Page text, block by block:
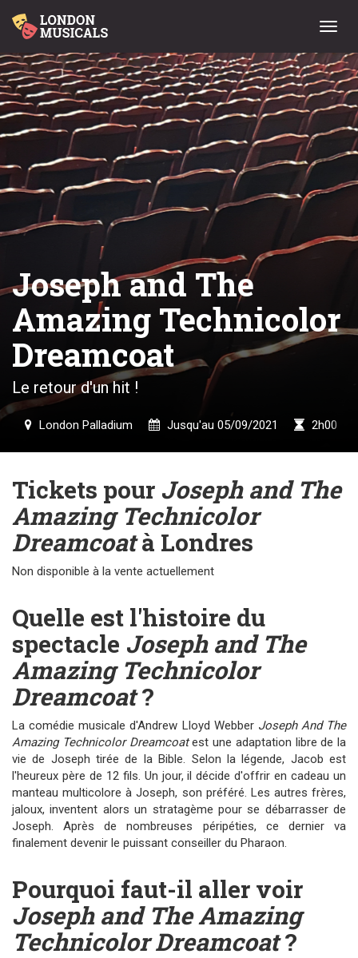
Menu
Joseph and The
Amazing Technicolor
Dreamcoat
Le retour d'un hit !
London Palladium Jusqu'au 05/09/2021 2h00
Tickets pour Joseph and The
Amazing Technicolor
Dreamcoatà Londres
Non disponible à la vente actuellement
Quelle est l'histoire du
spectacle Joseph and The
Amazing Technicolor
Dreamcoat?
La comédie musicale d'Andrew Lloyd Webber Joseph And The
Amazing Technicolor Dreamcoatest une adaptation libre de la
vie de Joseph tirée de la Bible. Selon la légende, Jacob est
l'heureux père de 12 fils. Un jour, il décide d'offrir en cadeau un
manteau multicolore à Joseph, son préféré. Les autres frères,
jaloux, inventent alors un stratagème pour se débarrasser de
Joseph. Après de nombreuses péripéties, ce dernier va
finalement devenir le puissant conseiller du Pharaon.
Pourquoi faut-il aller voir
Joseph and The Amazing
Technicolor Dreamcoat?